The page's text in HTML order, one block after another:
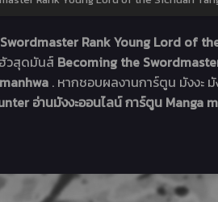
Rank Young Lord of
วสุดมันส์ Becoming the
. หากชอบผลงานการ์ตูน มังงะ
อ่านมังงะออนไลน์ การ์ตูน Manga